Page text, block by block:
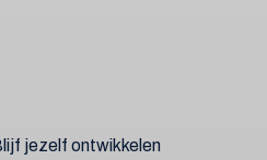
jezelf ontwikkelen